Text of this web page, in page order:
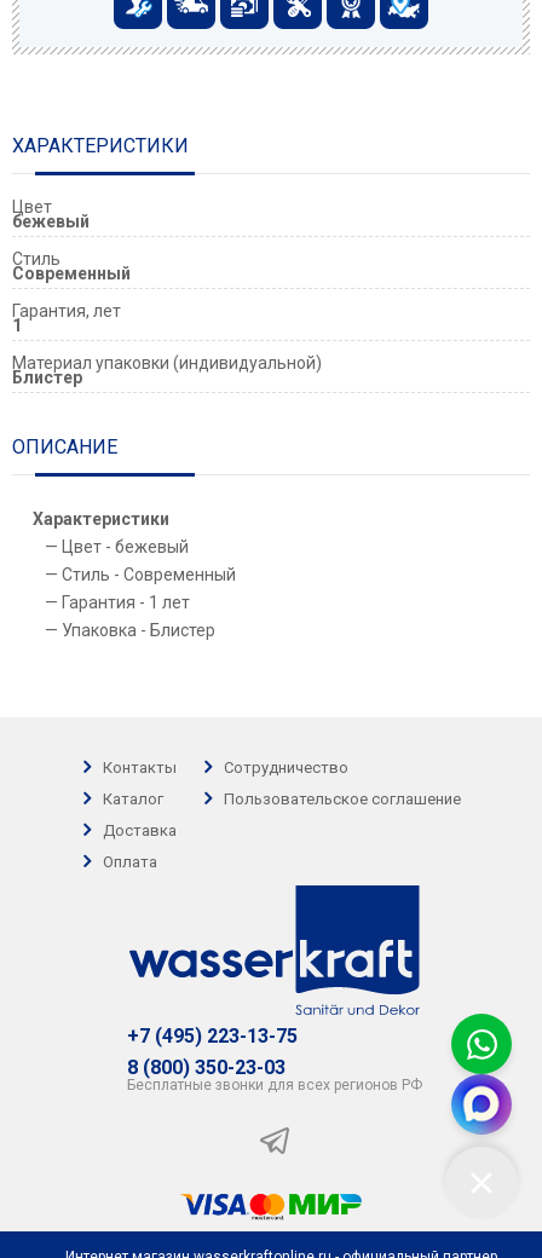
ХАРАКТЕРИСТИКИ
Цвет
бежевый
Стиль
Современный
Гарантия, лет
1
Материал упаковки (индивидуальной)
Блистер
ОПИСАНИЕ
Характеристики
Цвет - бежевый
Стиль - Современный
Гарантия - 1 лет
Упаковка - Блистер
Контакты
Каталог
Доставка
Оплата
Сотрудничество
Пользовательское соглашение
+7 (495) 223-13-75
8 (800) 350-23-03
Бесплатные звонки для всех регионов РФ